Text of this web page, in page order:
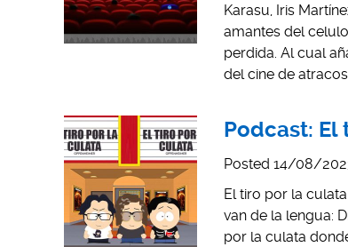
Karasu, Iris
amantes del
perdida. Al cual
del cine de
Podcast: El
Posted 14/08/
El tiro por la
van de la lengua:
por la culata